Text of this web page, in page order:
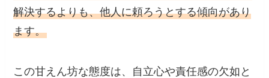
解決するよりも、他人に頼ろうとする傾向があり
ます。
この甘えん坊な態度は、自立心や責任感の欠如と